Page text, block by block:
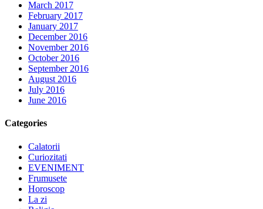
March 2017
February 2017
January 2017
December 2016
November 2016
October 2016
September 2016
August 2016
July 2016
June 2016
Categories
Calatorii
Curiozitati
EVENIMENT
Frumusete
Horoscop
La zi